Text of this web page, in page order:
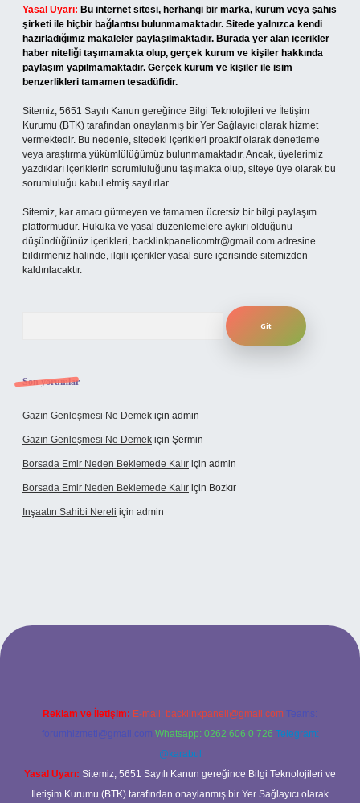
Yasal Uyarı: Bu internet sitesi, herhangi bir marka, kurum veya şahıs
şirketi ile hiçbir bağlantısı bulunmamaktadır. Sitede yalnızca kendi
hazırladığımız makaleler paylaşılmaktadır. Burada yer alan içerikler
haber niteliği taşımamakta olup, gerçek kurum ve kişiler hakkında
paylaşım yapılmamaktadır. Gerçek kurum ve kişiler ile isim
benzerlikleri tamamen tesadüfidir.
Sitemiz, 5651 Sayılı Kanun gereğince Bilgi Teknolojileri ve İletişim
Kurumu (BTK) tarafından onaylanmış bir Yer Sağlayıcı olarak hizmet
vermektedir. Bu nedenle, sitedeki içerikleri proaktif olarak denetleme
veya araştırma yükümlülüğümüz bulunmamaktadır. Ancak, üyelerimiz
yazdıkları içeriklerin sorumluluğunu taşımakta olup, siteye üye olarak bu
sorumluluğu kabul etmiş sayılırlar.
Sitemiz, kar amacı gütmeyen ve tamamen ücretsiz bir bilgi paylaşım
platformudur. Hukuka ve yasal düzenlemelere aykırı olduğunu
düşündüğünüz içerikleri, backlinkpanelicomtr@gmail.com adresine
bildirmeniz halinde, ilgili içerikler yasal süre içerisinde sitemizden
kaldırılacaktır.
Son yorumlar
Gazın Genleşmesi Ne Demek için admin
Gazın Genleşmesi Ne Demek için Şermin
Borsada Emir Neden Beklemede Kalır için admin
Borsada Emir Neden Beklemede Kalır için Bozkır
Inşaatın Sahibi Nereli için admin
Reklam ve İletişim: E-mail: backlinkpaneli@gmail.com Teams:
forumhizmeti@gmail.com Whatsapp: 0262 606 0 726 Telegram:
@karabul
Yasal Uyarı: Sitemiz, 5651 Sayılı Kanun gereğince Bilgi Teknolojileri ve
İletişim Kurumu (BTK) tarafından onaylanmış bir Yer Sağlayıcı olarak